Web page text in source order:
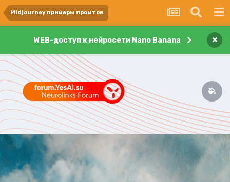
Midjourney примеры промтов
WEB-доступ к нейросети Nano Banana ×